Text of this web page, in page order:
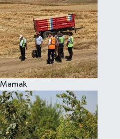
Mamak